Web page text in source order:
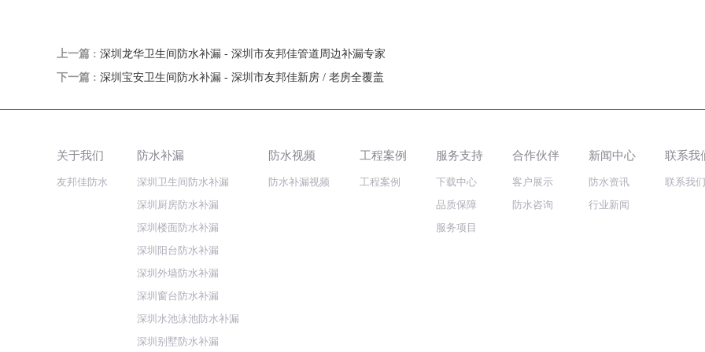
上一篇 : 深圳龙华卫生间防水补漏 - 深圳市友邦佳管道周边补漏专家
下一篇 : 深圳宝安卫生间防水补漏 - 深圳市友邦佳新房 / 老房全覆盖
关于我们
友邦佳防水
防水补漏
深圳卫生间防水补漏
深圳厨房防水补漏
深圳楼面防水补漏
深圳阳台防水补漏
深圳外墙防水补漏
深圳窗台防水补漏
深圳水池泳池防水补漏
深圳别墅防水补漏
防水视频
防水补漏视频
工程案例
工程案例
服务支持
下载中心
品质保障
服务项目
合作伙伴
客户展示
防水咨询
新闻中心
防水资讯
行业新闻
联系我
联系我